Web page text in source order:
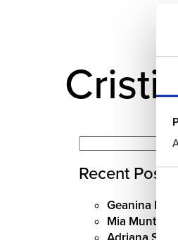
Recent Posts
Geanina
Mia Munteanu